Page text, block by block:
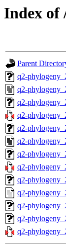
Index of
Parent
q2-
q2-
q2-
q2-
q2-
q2-
q2-
q2-
q2-
q2-
q2-
q2-
q2-